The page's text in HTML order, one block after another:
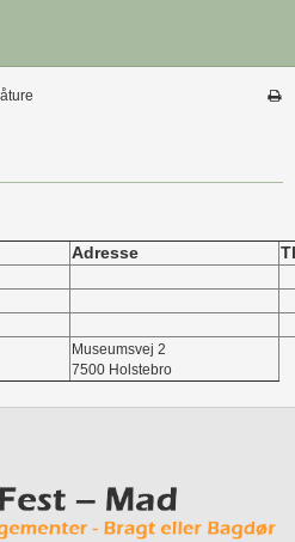
Adresse
Museumsvej 2
7500 Holstebro